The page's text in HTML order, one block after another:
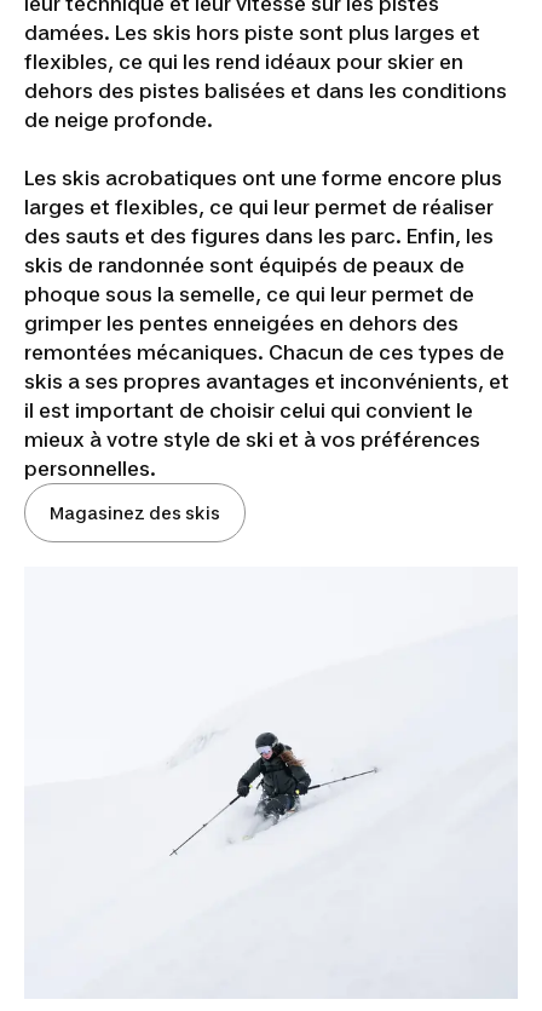
damées. Les skis hors piste sont plus larges et
flexibles, ce qui les rend idéaux pour skier en
dehors des pistes balisées et dans les conditions
de neige profonde.
Les skis acrobatiques ont une forme encore plus
larges et flexibles, ce qui leur permet de réaliser
des sauts et des figures dans les parc. Enfin, les
skis de randonnée sont équipés de peaux de
phoque sous la semelle, ce qui leur permet de
grimper les pentes enneigées en dehors des
remontées mécaniques. Chacun de ces types de
skis a ses propres avantages et inconvénients, et
il est important de choisir celui qui convient le
mieux à votre style de ski et à vos préférences
personnelles.
Magasinez des skis